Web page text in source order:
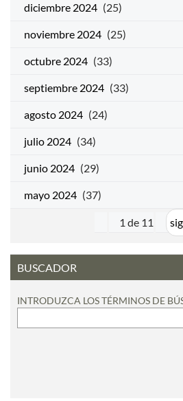
diciembre 2024 (25)
noviembre 2024 (25)
octubre 2024 (33)
septiembre 2024 (33)
agosto 2024 (24)
julio 2024 (34)
junio 2024 (29)
mayo 2024 (37)
1 de 11
BUSCADOR
INTRODUZCA LOS TÉRMINOS DE